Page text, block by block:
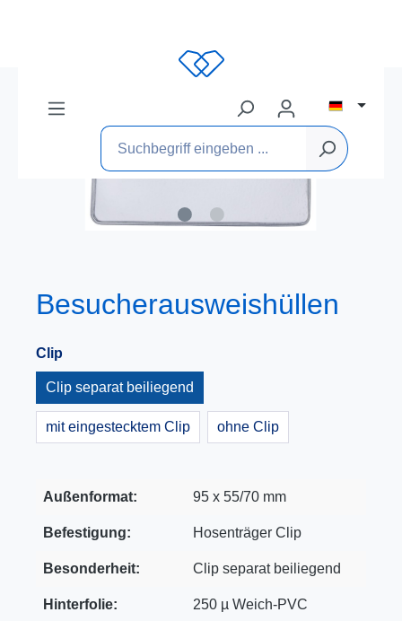
Besucherausweishüllen
Clip
Clip separat beiliegend
mit eingestecktem Clip ohne Clip
Außenformat: 95 x 55/70 mm
Befestigung: Hosenträger Clip
Besonderheit: Clip separat beiliegend
Hinterfolie: 250 µ Weich-PVC